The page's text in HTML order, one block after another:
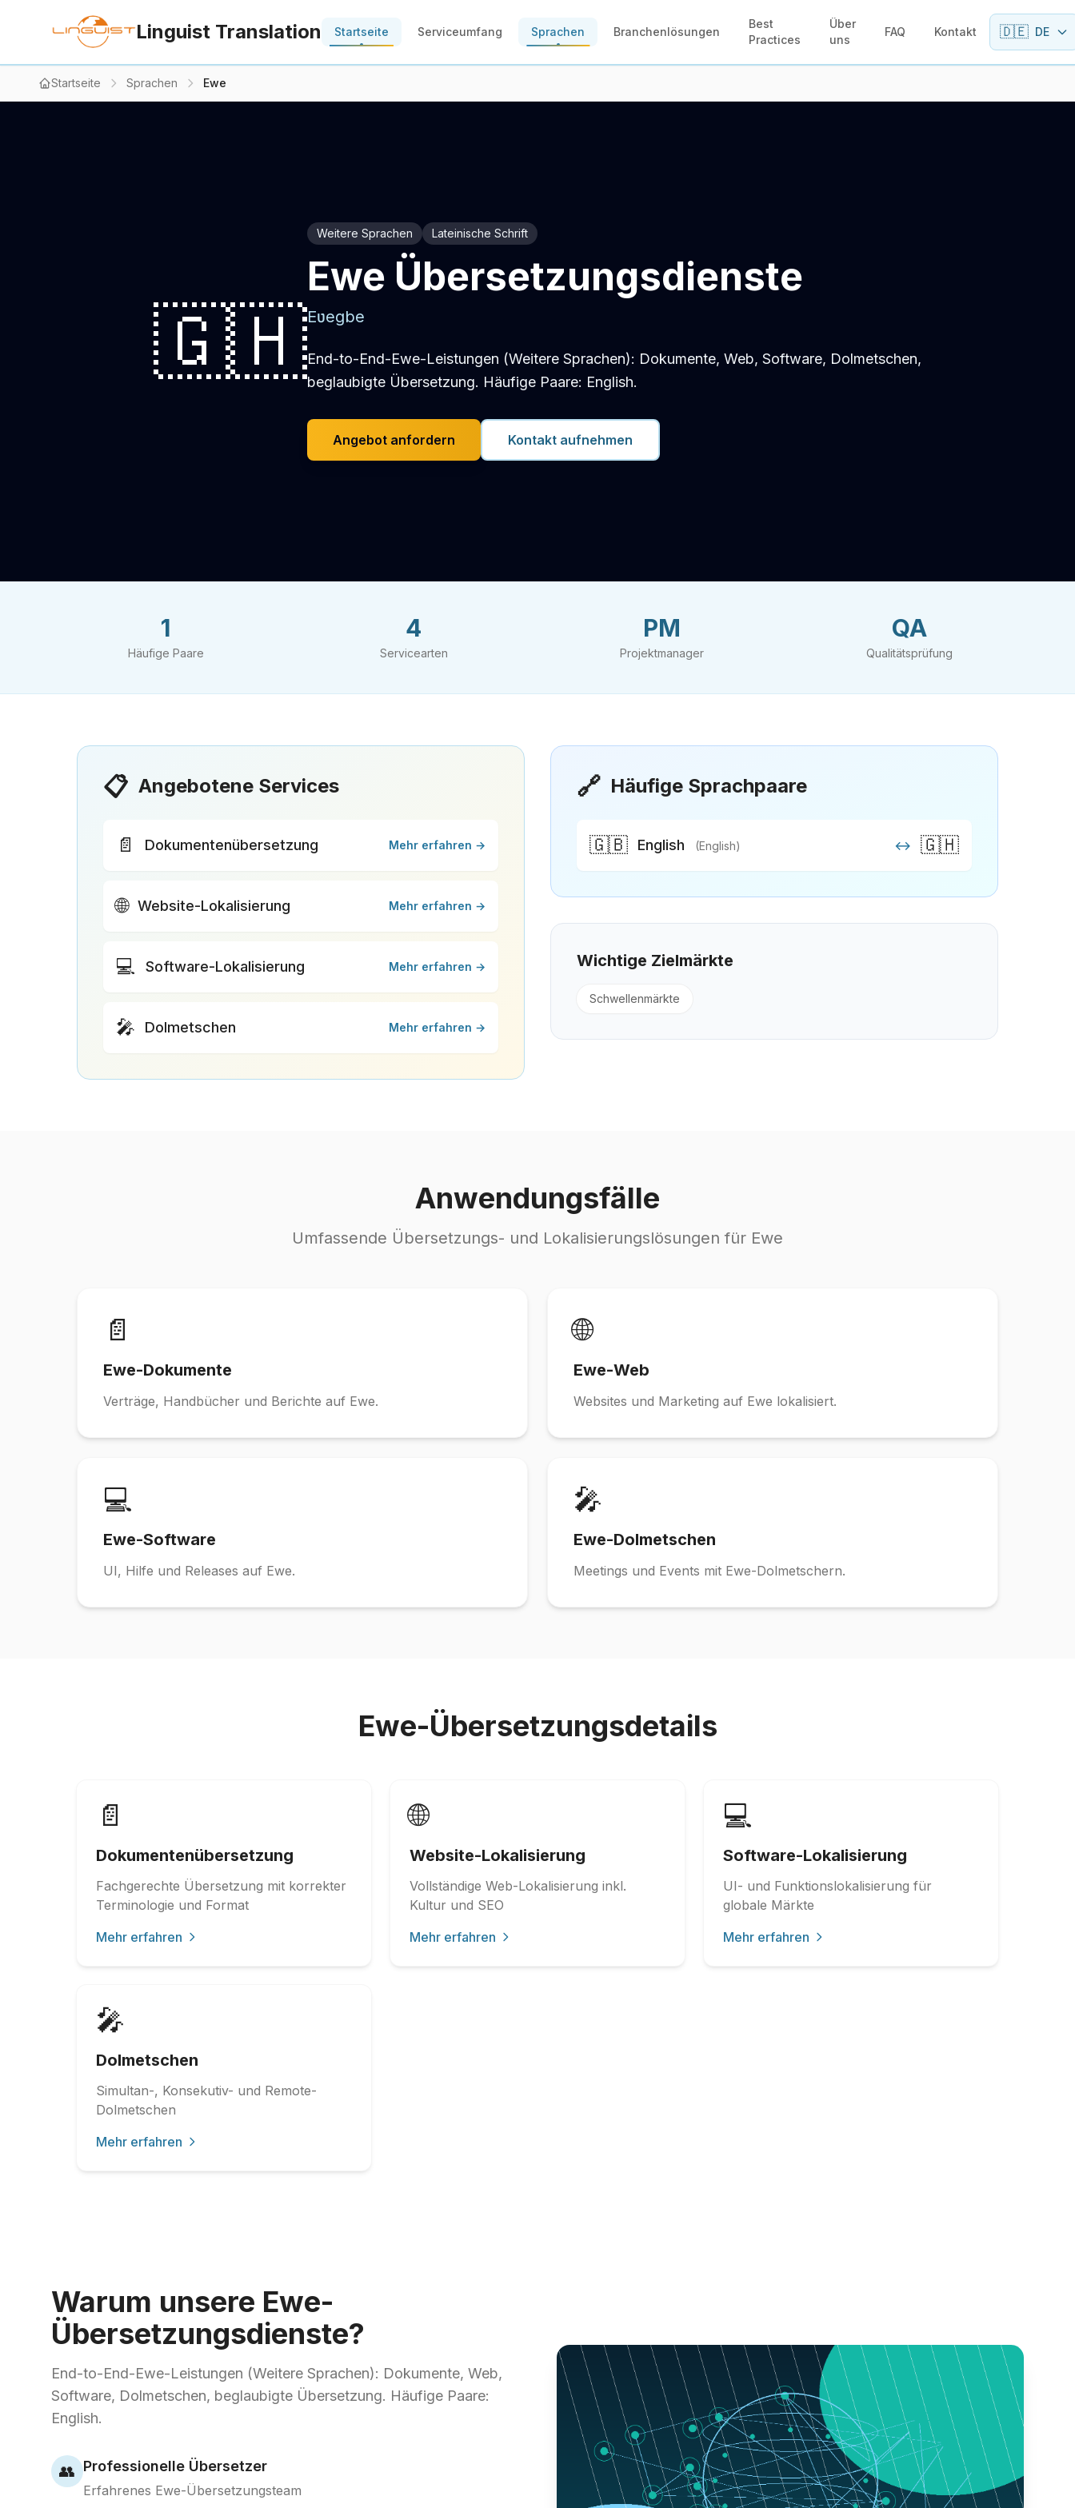
Linguist Translation Startseite Serviceumfang Sprachen Branchenlösungen
Best
Practices
Über
uns
FAQ Kontakt 🇩🇪 DE
Startseite Sprachen Ewe
🇬🇭
Weitere Sprachen Lateinische Schrift
Ewe Übersetzungsdienste
Eʋegbe
End-to-End-Ewe-Leistungen (Weitere Sprachen): Dokumente, Web, Software, Dolmetschen,
beglaubigte Übersetzung. Häufige Paare: English.
Angebot anfordern Kontakt aufnehmen
1
Häufige Paare
4
Servicearten
PM
Projektmanager
QA
Qualitätsprüfung
📋 Angebotene Services
📄 Dokumentenübersetzung Mehr erfahren →
🌐 Website-Lokalisierung Mehr erfahren →
💻 Software-Lokalisierung Mehr erfahren →
🎤 Dolmetschen Mehr erfahren →
🔗 Häufige Sprachpaare
🇬🇧 English (English) ↔ 🇬🇭
Wichtige Zielmärkte
Schwellenmärkte
Anwendungsfälle
Umfassende Übersetzungs- und Lokalisierungslösungen für Ewe
📄
Ewe-Dokumente
Verträge, Handbücher und Berichte auf Ewe.
🌐
Ewe-Web
Websites und Marketing auf Ewe lokalisiert.
💻
Ewe-Software
UI, Hilfe und Releases auf Ewe.
🎤
Ewe-Dolmetschen
Meetings und Events mit Ewe-Dolmetschern.
Ewe-Übersetzungsdetails
📄
Dokumentenübersetzung
Fachgerechte Übersetzung mit korrekter
Terminologie und Format
Mehr erfahren
🌐
Website-Lokalisierung
Vollständige Web-Lokalisierung inkl.
Kultur und SEO
Mehr erfahren
💻
Software-Lokalisierung
UI- und Funktionslokalisierung für
globale Märkte
Mehr erfahren
🎤
Dolmetschen
Simultan-, Konsekutiv- und Remote-
Dolmetschen
Mehr erfahren
Warum unsere Ewe-
Übersetzungsdienste?
End-to-End-Ewe-Leistungen (Weitere Sprachen): Dokumente, Web,
Software, Dolmetschen, beglaubigte Übersetzung. Häufige Paare:
English.
👥 Professionelle Übersetzer
Erfahrenes Ewe-Übersetzungsteam